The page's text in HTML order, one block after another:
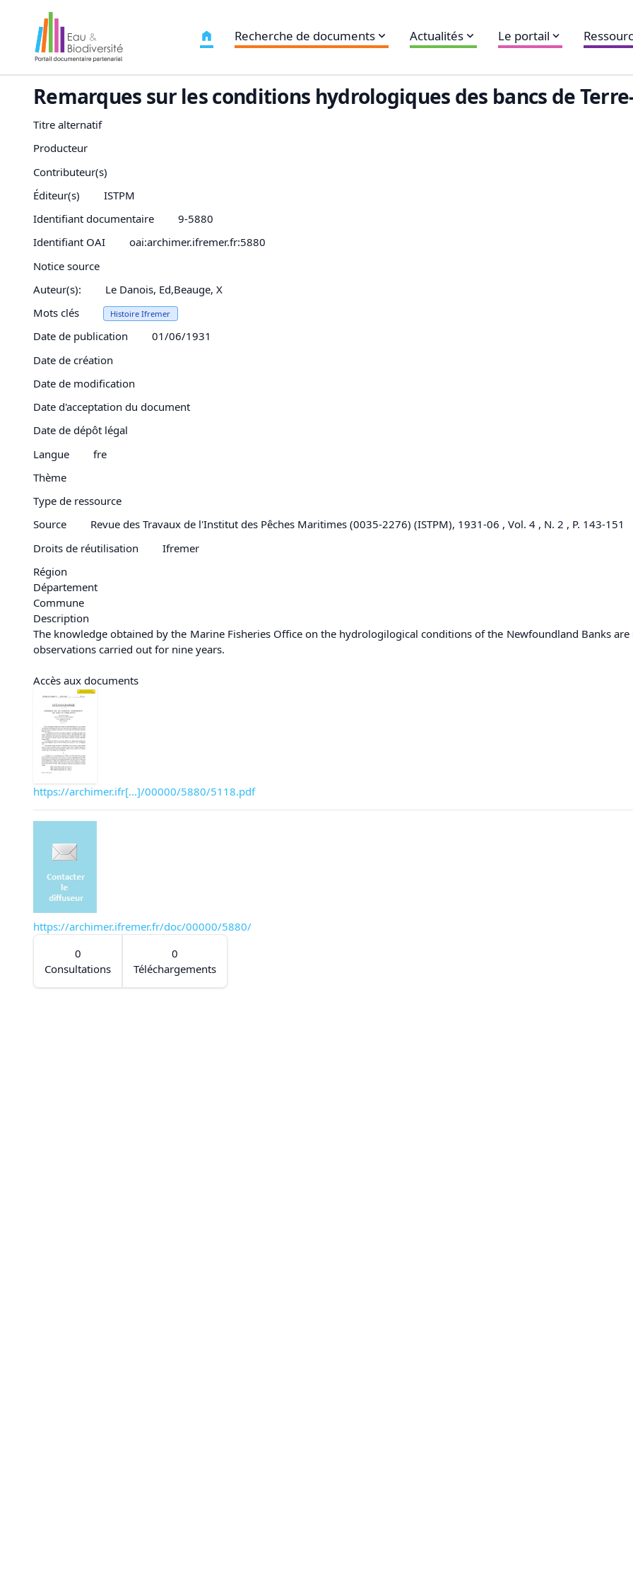
Recherche de documents Actualités Le portail
Remarques sur les conditions hydrologiques des bancs de
Titre alternatif
Producteur
Contributeur(s)
Éditeur(s)
ISTPM
Identifiant documentaire
9-5880
Identifiant OAI
oai:archimer.ifremer.fr:5880
Notice source
Auteur(s):
Le Danois, Ed,Beauge, X
Mots clés
Histoire Ifremer
Date de publication
01/06/1931
Date de création
Date de modification
Date d'acceptation du document
Date de dépôt légal
Langue
fre
Thème
Type de ressource
Source
Revue des Travaux de l'Institut des Pêches Maritimes (0035-2276) (ISTPM), 1931-06 , Vol. 4 , N. 2 , P. 143-151
Droits de réutilisation
Ifremer
Région
Département
Commune
Description
The knowledge obtained by the Marine Fisheries Office on the hydrologilogical conditions of the Newfoundland Banks
observations carried out for nine years.
Accès aux documents
https://archimer.ifr[...]/00000/5880/5118.pdf
https://archimer.ifremer.fr/doc/00000/5880/
0
Consultations
0
Téléchargements